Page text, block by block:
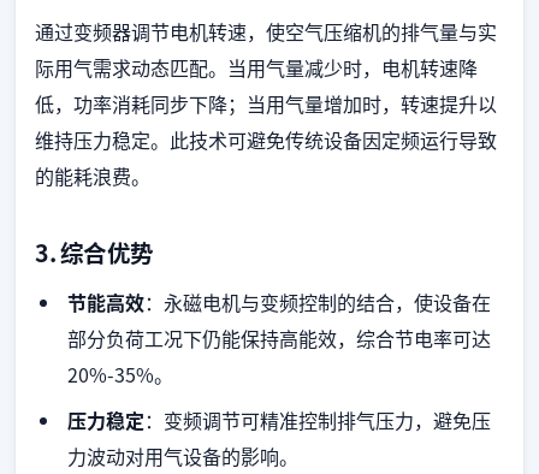
通过变频器调节电机转速，使空气压缩机的排气量与实
际用气需求动态匹配。当用气量减少时，电机转速降
低，功率消耗同步下降；当用气量增加时，转速提升以
维持压力稳定。此技术可避免传统设备因定频运行导致
的能耗浪费。
3.综合优势
节能高效：永磁电机与变频控制的结合，使设备在
部分负荷工况下仍能保持高能效，综合节电率可达
20%-35%。
压力稳定：变频调节可精准控制排气压力，避免压
力波动对用气设备的影响。